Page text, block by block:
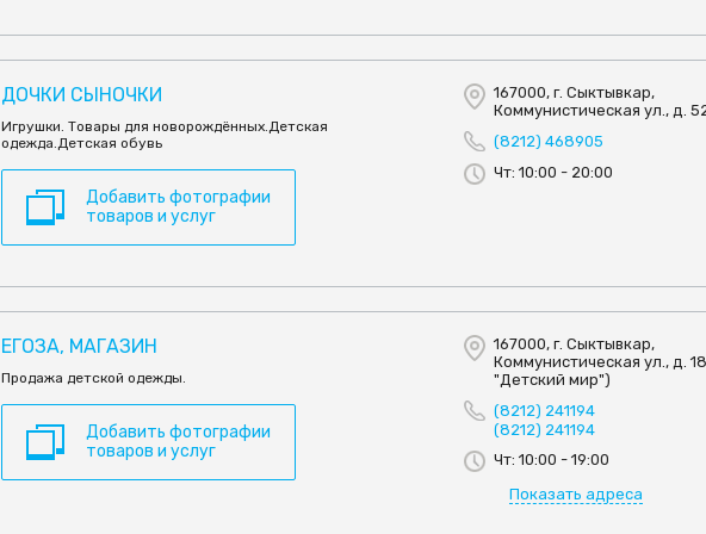
ДОЧКИ СЫНОЧКИ
Игрушки. Товары для новорождённых.Детская
одежда.Детская обувь
Добавить фотографии
товаров и услуг
167000, г. Сыктывкар,
Коммунистическая ул., д.
(8212) 468905
Чт: 10:00 - 20:00
ЕГОЗА, МАГАЗИН
Продажа детской одежды.
Добавить фотографии
товаров и услуг
167000, г. Сыктывкар,
Коммунистическая ул., д.
"Детский мир")
(8212) 241194
(8212) 241194
Чт: 10:00 - 19:00
Показать адреса